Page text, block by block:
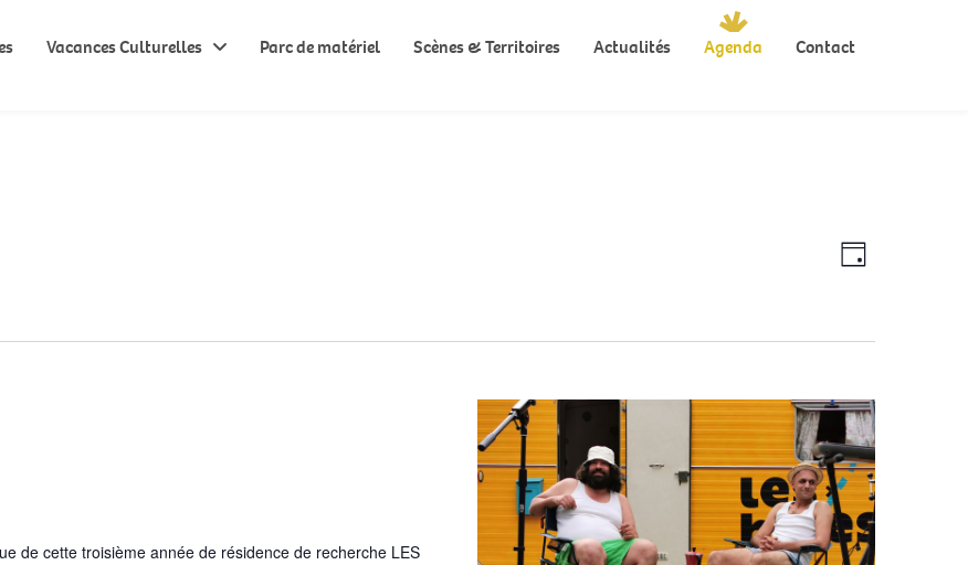
Vacances Culturelles Parc de matériel Scènes & Territoires Actualités Agenda Contact
Navigation
Navigation
de
Jour
de cette troisième année de résidence de recherche LES